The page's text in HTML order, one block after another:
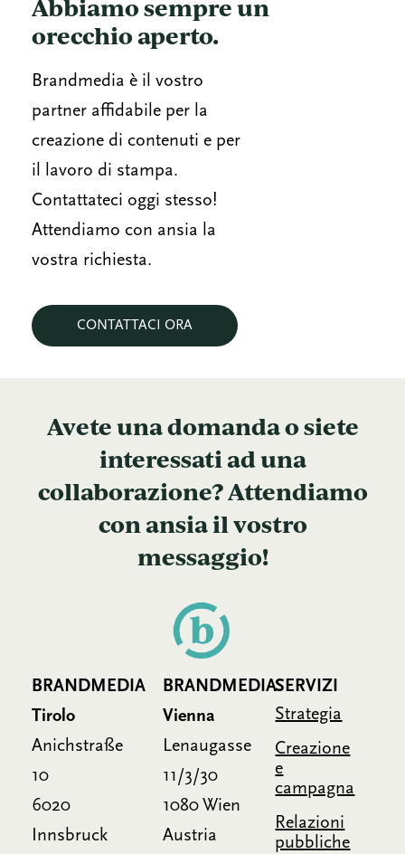
Abbiamo sempre un
orecchio aperto.
Brandmedia è il vostro
partner affidabile per la
creazione di contenuti e per
il lavoro di stampa.
Contattateci oggi stesso!
Attendiamo con ansia la
vostra richiesta.
CONTATTACI ORA
Avete una domanda o siete
interessati ad una
collaborazione? Attendiamo
con ansia il vostro
messaggio!
BRANDMEDIA
Tirolo
Anichstraße
10
6020
Innsbruck
BRANDMEDIA
Vienna
Lenaugasse
11/3/30
1080 Wien
Austria
SERVIZI
Strategia
Creazione
e
campagna
Relazioni
pubbliche